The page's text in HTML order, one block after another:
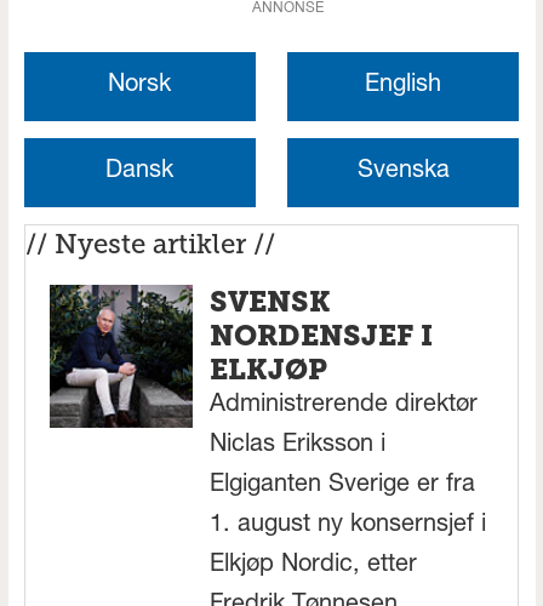
ANNONSE
Norsk English
Dansk Svenska
// Nyeste artikler //
SVENSK
NORDENSJEF I
ELKJØP
Administrerende direktør
Niclas Eriksson i
Elgiganten Sverige er fra
1. august ny konsernsjef i
Elkjøp Nordic, etter